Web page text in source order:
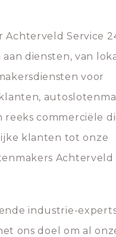
Achterveld Service
aan diensten, van
voor
reeks commerciële
klanten tot onze
Achterveld
industrie-
ons doel om al